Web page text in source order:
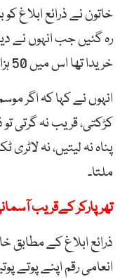
خاتون نے ذرائع ابلاغ
رہ گئیں جب انہوں نے
خریدا تھا اس میں 50 ہزار امریکی ڈالرز کا انعام نکل آیا ہے۔
انہوں نے کہا کہ اگر
کڑکتی، قریب نہ گرتی
پناہ نہ لیتیں، نہ لاٹری
ملتا۔
تھرپارکر کےقریب آسمانی
ذرائع ابلاغ کے مطابق
انعامی رقم اپنے پوتے